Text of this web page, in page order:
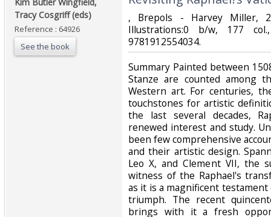
Tracy Cosgriff (eds)‎
Reference : 64926
See the book
‎, Brepols - Harvey Miller,
Illustrations:0 b/w, 177
9781912554034.‎
‎Summary Painted between
Stanze are counted among
Western art. For centuries,
touchstones for artistic
the last several decades,
renewed interest and study.
been few comprehensive
and their artistic design.
Leo X, and Clement VII, the
witness of the Raphael's
as it is a magnificent
triumph. The recent
brings with it a fresh